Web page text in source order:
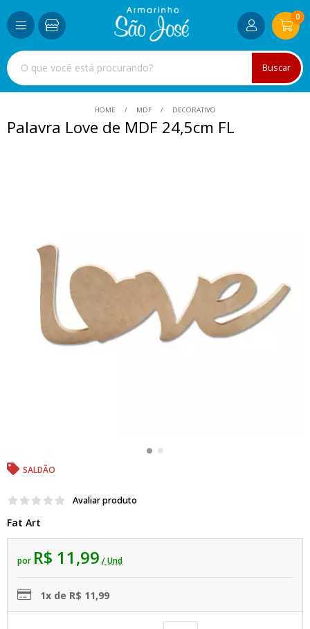
Buscar
0
HOME MDF DECORATIVO
Palavra Love de MDF 24,5cm FL
SALDÃO
Avaliar produto
Fat Art
por R$ 11,99 / Und
1x de R$ 11,99